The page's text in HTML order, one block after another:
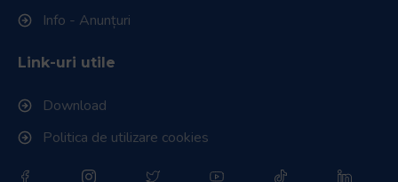
Info - Anunțuri
Link-uri utile
Download
Politica de utilizare cookies